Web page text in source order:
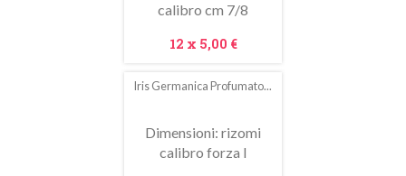
calibro cm 7/8
Prezzo
12 x 5,00 €
Iris Germanica Profumato...
Dimensioni: rizomi
calibro forza I